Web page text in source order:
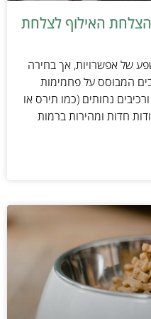
האילוף לצלחת
של אפשרויות, אך בחירה
המבוסס על פחמימות
נחותים (כמו תירס או
חדות ומהירות ברמות